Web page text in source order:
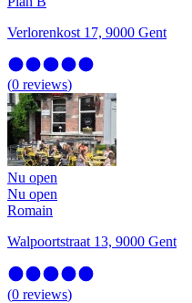
Verlorenkost 17, 9000 Gent
(0 reviews)
Nu open
Nu open
Romain
Walpoortstraat 13, 9000 Gent
(0 reviews)